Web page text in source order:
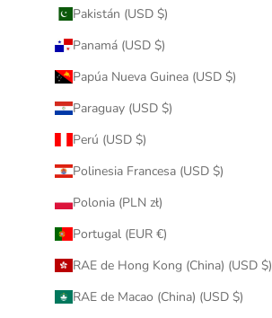
Pakistán (USD $)
Panamá (USD $)
Papúa Nueva Guinea (USD $)
Paraguay (USD $)
Perú (USD $)
Polinesia Francesa (USD $)
Polonia (PLN zł)
Portugal (EUR €)
RAE de Hong Kong (China) (USD $)
RAE de Macao (China) (USD $)